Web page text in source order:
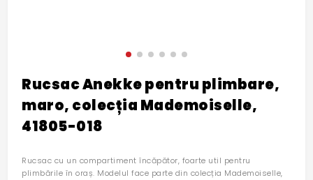
Rucsac Anekke pentru plimbare,
maro, colecția Mademoiselle,
41805-018
Rucsac cu un compartiment încăpător, foarte util pentru
plimbările în oraș. Modelul face parte din colecția Mademoiselle,